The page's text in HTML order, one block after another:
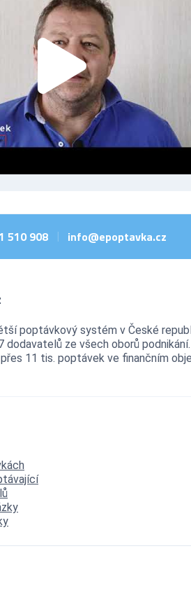
510 908 info@epoptavka.cz
poptávkový systém v České
dodavatelů ze všech oborů podnikání.
11 tis. poptávek ve finančním